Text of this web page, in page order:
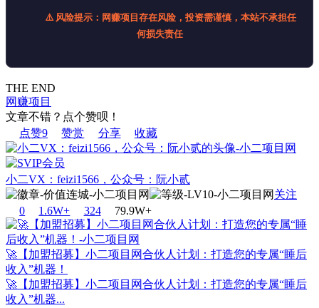
⚠️ 风险提示：网赚项目存在风险，投资需谨慎，本站不承担任
何损失责任
THE END
网赚项目
文章不错？点个赞呗！
点赞9 赞赏 分享 收藏
小二VX：feizi1566，公众号：阮小贰
关注
0
1.6W+ 324 79.9W+
🚀【加盟招募】小二项目网合伙人计划：打造您的专属“睡后
收入”机器！
🚀【加盟招募】小二项目网合伙人计划：打造您的专属“睡后
收入”机器...